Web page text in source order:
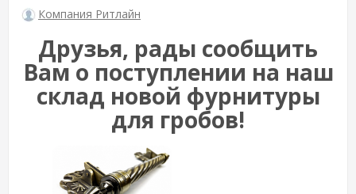
Компания Ритлайн
Друзья, рады сообщить
Вам о поступлении на наш
склад новой фурнитуры
для гробов!